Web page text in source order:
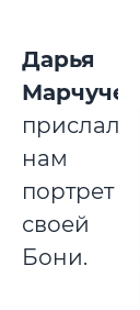
Дарья
прислала
нам
портрет
своей
Бони.